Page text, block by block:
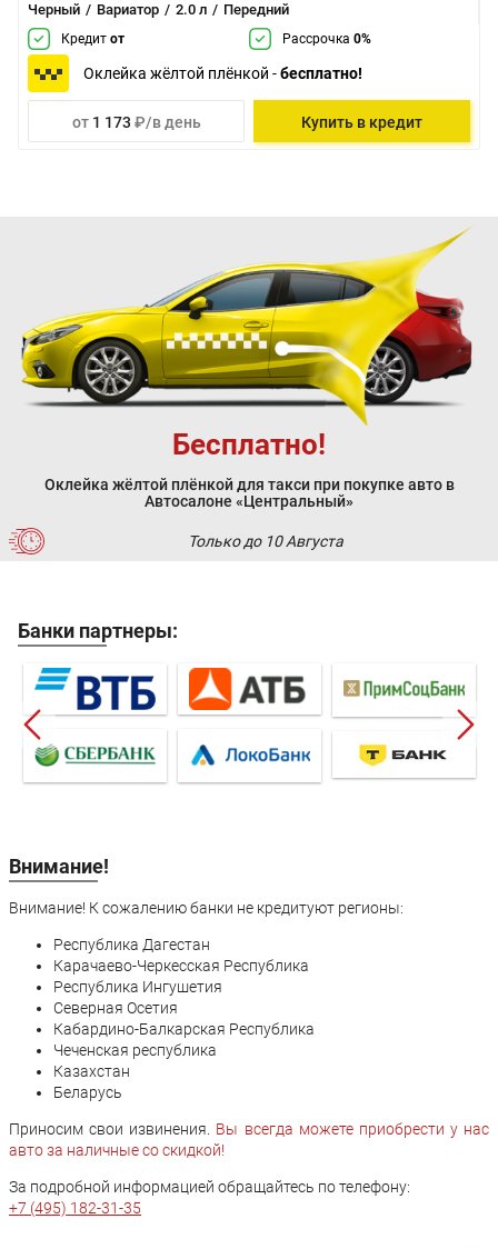
Черный Вариатор 2.0 л Передний
Кредит от Рассрочка 0%
Оклейка жёлтой плёнкой -бесплатно!
от 1 173 ₽/в день Купить в кредит
Бесплатно!
Оклейка жёлтой плёнкой для такси при покупке авто в
Автосалоне «Центральный»
Только до 10 Августа
Банки партнеры:
Внимание!
Внимание! К сожалению банки не кредитуют регионы:
Республика Дагестан
Карачаево-Черкесская Республика
Республика Ингушетия
Северная Осетия
Кабардино-Балкарская Республика
Чеченская республика
Казахстан
Беларусь
Приносим свои извинения. Вы всегда можете приобрести у нас
авто за наличные со скидкой!
За подробной информацией обращайтесь по телефону:
+7 (495) 182-31-35